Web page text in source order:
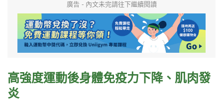
廣告 - 內文未完請往下繼續閱讀
高強度運動後身體免疫力下降、肌肉發
炎